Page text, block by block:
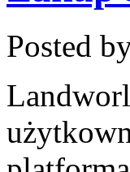
Posted